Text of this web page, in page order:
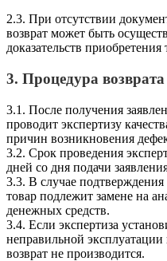
2.3. При отсутствии
возврат может быть
доказательств приобретения
3. Процедура возврата
3.1. После получения
проводит экспертизу
причин возникновения
3.2. Срок проведения
дней со дня подачи
3.3. В случае подтверждения
товар подлежит замене на
денежных средств.
3.4. Если экспертиза
неправильной
возврат не производится.